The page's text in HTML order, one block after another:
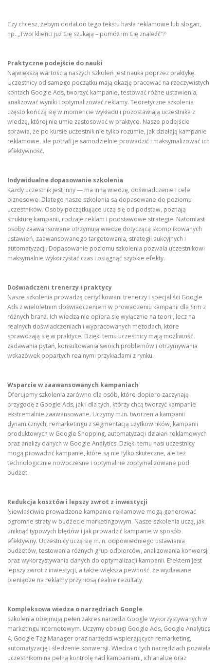
Czy chcesz, żebym dodał do tego tekstu hasła reklamowe lub slogan,
np. „Twoi klienci już Cię szukają – pomóż im Cię znaleźć”?
Praktyczne podejście do nauki
Największą wartością naszych szkoleń jest nauka poprzez praktykę.
Uczestnicy od samego początku mają okazję pracować na rzeczywistych
kontach Google Ads, tworzyć kampanie, testować różne ustawienia,
analizować wyniki i optymalizować reklamy. Teoretyczne szkolenia
często kończą się w momencie wykładu i pozostawiają uczestnika z
wiedzą, której nie umie zastosować w praktyce. Nasze podejście
sprawia, że po kursie uczestnik nie tylko rozumie, jak działają kampanie
reklamowe, ale potrafi je samodzielnie prowadzić i maksymalizować ich
efektywność.
Indywidualne dopasowanie szkolenia
Każdy uczestnik jest inny — ma inną wiedzę, doświadczenie i cele
biznesowe. Dlatego nasze szkolenia są dopasowane do poziomu
uczestników. Osoby początkujące uczą się od podstaw, poznają
strukturę kampanii, rodzaje reklam i podstawowe strategie. Natomiast
osoby zaawansowane otrzymują wiedzę dotyczącą skomplikowanych
ustawień, zaawansowanego targetowania, strategii aukcyjnych i
automatyzacji. Dopasowanie poziomu szkolenia pozwala uczestnikowi
maksymalnie wykorzystać czas i osiągnąć szybkie efekty.
Doświadczeni trenerzy i praktycy
Nasze szkolenia prowadzą certyfikowani trenerzy i specjaliści Google
Ads z wieloletnim doświadczeniem w prowadzeniu kampanii dla firm z
różnych branż. Ich wiedza nie opiera się wyłącznie na teorii, lecz na
realnych doświadczeniach i wypracowanych metodach, które
sprawdzają się w praktyce. Dzięki temu uczestnicy mają możliwość
zadawania pytań, konsultowania swoich problemów i otrzymywania
wskazówek popartych realnymi przykładami z rynku.
Wsparcie w zaawansowanych kampaniach
Oferujemy szkolenia zarówno dla osób, które dopiero zaczynają
przygodę z Google Ads, jak i dla tych, którzy chcą tworzyć kampanie
ekstremalnie zaawansowane. Uczymy m.in. tworzenia kampanii
dynamicznych, remarketingu z segmentacją użytkowników, kampanii
produktowych w Google Shopping, automatyzacji działań reklamowych
oraz analizy danych w Google Analytics. Dzięki temu nasi uczestnicy
mogą prowadzić kampanie, które są nie tylko skuteczne, ale też
technologicznie nowoczesne i optymalnie zoptymalizowane pod
budżet.
Redukcja kosztów i lepszy zwrot z inwestycji
Niewłaściwie prowadzone kampanie reklamowe mogą generować
ogromne straty w budżecie marketingowym. Nasze szkolenia uczą, jak
uniknąć typowych błędów i jak prowadzić kampanie w sposób
efektywny. Uczestnicy uczą się m.in. odpowiedniego ustawiania
budżetów, testowania różnych grup odbiorców, analizowania konwersji
oraz wykorzystywania danych do optymalizacji kampanii. Efektem jest
lepszy zwrot z inwestycji, a także większa pewność, że wydawane
pieniądze na reklamy przyniosą realne rezultaty.
Kompleksowa wiedza o narzędziach Google
Szkolenia obejmują pełen zakres narzędzi Google wykorzystywanych w
marketingu internetowym. Uczymy obsługi Google Ads, Google Analytics
4, Google Tag Manager oraz narzędzi wspierających remarketing,
automatyzację i śledzenie konwersji. Wiedza o tych narzędziach pozwala
uczestnikom na pełną kontrolę nad kampaniami, ich analizę oraz